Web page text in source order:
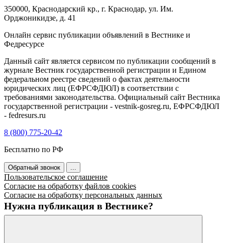
350000, Краснодарский кр., г. Краснодар, ул. Им.
Орджоникидзе, д. 41
Онлайн сервис публикации объявлений в Вестнике и
Федресурсе
Данный сайт является сервисом по публикации сообщений в
журнале Вестник государственной регистрации и Едином
федеральном реестре сведений о фактах деятельности
юридических лиц (ЕФРСФДЮЛ) в соответствии с
требованиями законодательства. Официальный сайт Вестника
государственной регистрации - vestnik-gosreg.ru, ЕФРСФДЮЛ
- fedresurs.ru
8 (800) 775-20-42
Бесплатно по РФ
Обратный звонок ...
Пользовательское соглашение
Согласие на обработку файлов cookies
Согласие на обработку персональных данных
Нужна публикация в Вестнике?